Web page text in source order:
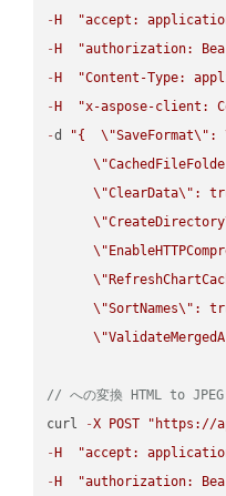
- H
"accept:
- H
"authorization:
- H
"Content-Type:
- H
"x-aspose-client:
-d "{ \"SaveFormat\" :
\"
\"ClearData\" :
\"CreateDirectory
\"
\"
\"SortNames\" :
\"
// への変換 HTML to JPEG
curl
-X POST
"https://
- H
"accept:
- H
"authorization: